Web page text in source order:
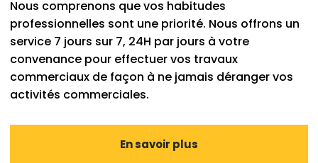
Nous comprenons que vos habitudes
professionnelles sont une priorité. Nous offrons un
service 7 jours sur 7, 24H par jours à votre
convenance pour effectuer vos travaux
commerciaux de façon à ne jamais déranger vos
activités commerciales.
En savoir plus